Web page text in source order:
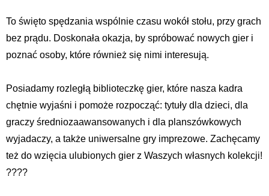
To święto spędzania wspólnie czasu wokół stołu, przy grach
bez prądu. Doskonała okazja, by spróbować nowych gier i
poznać osoby, które również się nimi interesują.
Posiadamy rozległą biblioteczkę gier, które nasza kadra
chętnie wyjaśni i pomoże rozpocząć: tytuły dla dzieci, dla
graczy średniozaawansowanych i dla planszówkowych
wyjadaczy, a także uniwersalne gry imprezowe. Zachęcamy
też do wzięcia ulubionych gier z Waszych własnych kolekcji!
????